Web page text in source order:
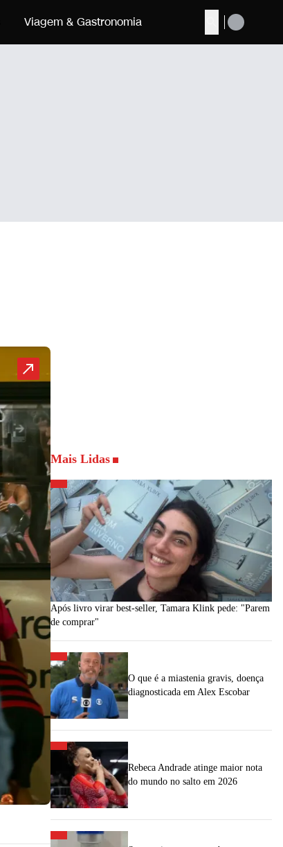
Buscar
Viagem & Gastronomia
Mais Lidas
Após livro virar best-seller, Tamara Klink pede: "Parem
de comprar"
O que é a miastenia gravis, doença
diagnosticada em Alex Escobar
Rebeca Andrade atinge maior nota
do mundo no salto em 2026